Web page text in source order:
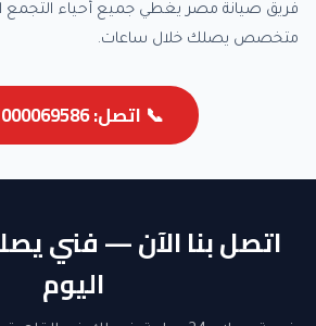
فريق صيانة مصر يغطي جميع أحياء التجمع
متخصص يصلك خلال ساعات.
📞 اتصل: 01000069586
اتصل بنا الآن — فني
اليوم